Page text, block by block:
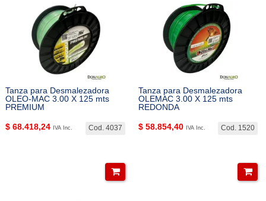
Tanza para Desmalezadora
OLEO-MAC 3.00 X 125 mts
PREMIUM
Cod. 4037
$ 68.418,24 IVA Inc.
Tanza para Desmalezadora
OLEMAC 3.00 X 125 mts
REDONDA
Cod. 1520
$ 58.854,40 IVA Inc.